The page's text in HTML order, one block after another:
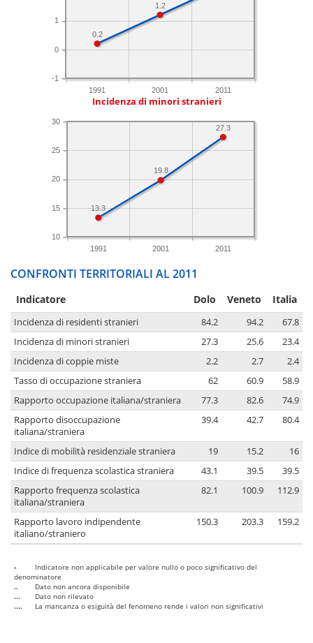
1991 2001 2011
-1
0
1
1.2
0.2
Incidenza di minori stranieri
1991 2001 2011
10
15
20
25
30
27.3
19.8
13.3
CONFRONTI TERRITORIALI AL 2011
Indicatore Dolo Veneto Italia
Incidenza di residenti stranieri 84.2 94.2
67.8
Incidenza di minori stranieri
27.3 25.6
23.4
Incidenza di coppie miste
2.2 2.7
2.4
Tasso di occupazione straniera
62 60.9
58.9
Rapporto occupazione italiana/straniera
77.3 82.6
74.9
Rapporto disoccupazione
italiana/straniera
39.4 42.7 80.4
Indice di mobilità residenziale straniera 19 15.2
16
Indice di frequenza scolastica straniera
43.1 39.5
39.5
Rapporto frequenza scolastica
italiana/straniera
82.1 100.9 112.9
Rapporto lavoro indipendente
italiano/straniero
150.3 203.3 159.2
-
Indicatore non applicabile per valore nullo o poco significativo del
denominatore
..
Dato non ancora disponibile
...
Dato non rilevato
....
La mancanza o esiguità del fenomeno rende i valori non significativi